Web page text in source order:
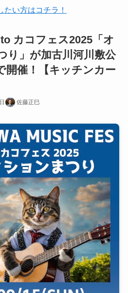
い方はコチラ！
カコフェス2025「オ
り」が加古川河川敷公
開催！【キッチンカー
佐藤正巳